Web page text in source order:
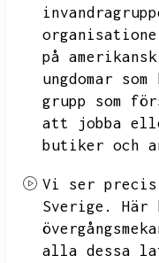
på
ungdomar
grupp som
att jobba
butiker och
Vi ser precis
Sverige.
Här
alla dessa